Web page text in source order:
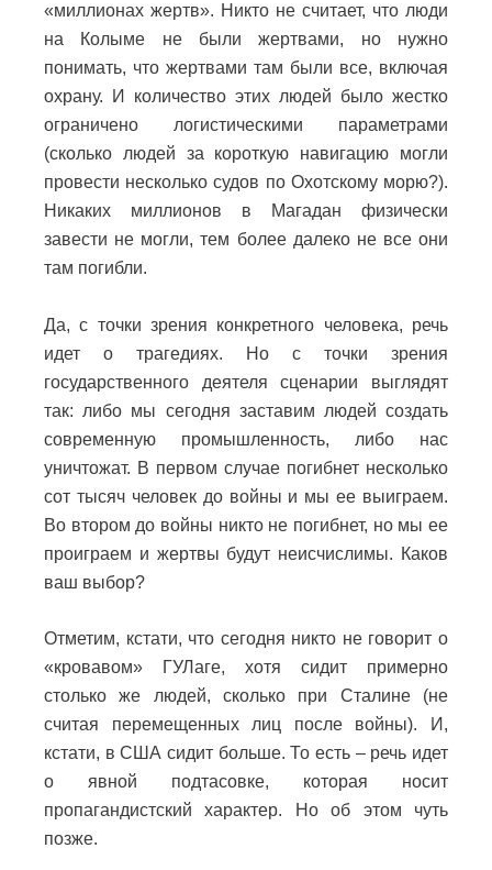
«миллионах жертв». Никто не считает, что люди
на Колыме не были жертвами, но нужно
понимать, что жертвами там были все, включая
охрану. И количество этих людей было жестко
ограничено логистическими параметрами
(сколько людей за короткую навигацию могли
провести несколько судов по Охотскому морю?).
Никаких миллионов в Магадан физически
завести не могли, тем более далеко не все они
там погибли.
Да, с точки зрения конкретного человека, речь
идет о трагедиях. Но с точки зрения
государственного деятеля сценарии выглядят
так: либо мы сегодня заставим людей создать
современную промышленность, либо нас
уничтожат. В первом случае погибнет несколько
сот тысяч человек до войны и мы ее выиграем.
Во втором до войны никто не погибнет, но мы ее
проиграем и жертвы будут неисчислимы. Каков
ваш выбор?
Отметим, кстати, что сегодня никто не говорит о
«кровавом» ГУЛаге, хотя сидит примерно
столько же людей, сколько при Сталине (не
считая перемещенных лиц после войны). И,
кстати, в США сидит больше. То есть – речь идет
о явной подтасовке, которая носит
пропагандистский характер. Но об этом чуть
позже.